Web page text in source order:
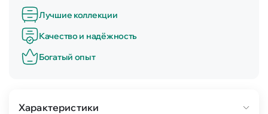
Лучшие коллекции
Качество и надёжность
Богатый опыт
Характеристики